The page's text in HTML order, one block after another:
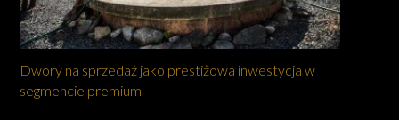
Dwory na sprzedaż jako prestiżowa inwestycja w
segmencie premium